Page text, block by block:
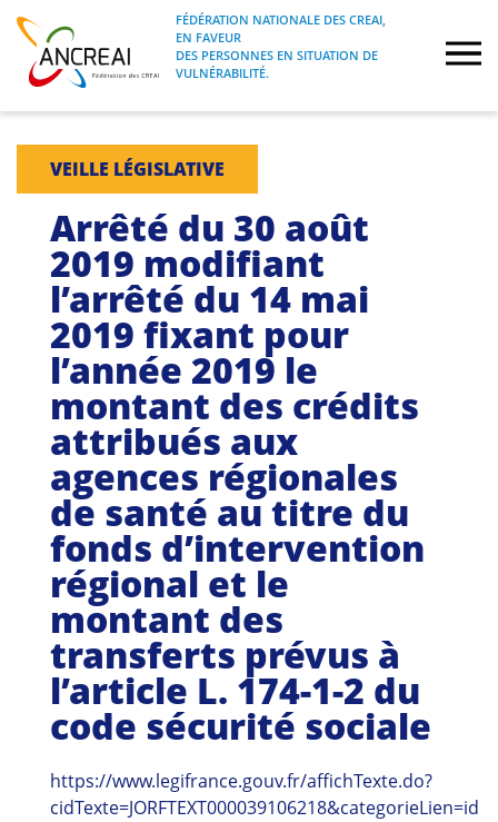
Skip
content
ANCREAI
FÉDÉRATION NATIONALE DES CREAI, EN
FAVEUR DES PERSONNES EN SITUATION
FÉDÉRATION NATIONALE DES CREAI,
EN FAVEUR
DES PERSONNES EN SITUATION DE
VULNÉRABILITÉ.
À propos
Journées nationales
Formations
Projets Fédéraux
Espace emploi
Guides et outils
Actualités
ARSENE
VEILLE LÉGISLATIVE
Arrêté du 30 août
2019 modifiant
l’arrêté du 14 mai
2019 fixant pour
l’année 2019 le
montant des crédits
attribués aux
agences régionales
de santé au titre du
fonds d’intervention
régional et le
montant des
transferts prévus à
l’article L. 174-1-2 du
code sécurité sociale
https://www.legifrance.gouv.fr/affichTexte.do?
cidTexte=JORFTEXT000039106218&categorieLien=id